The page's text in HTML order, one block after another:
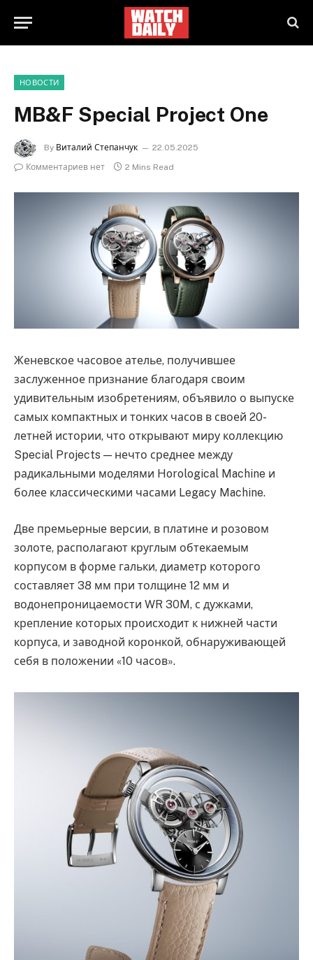
НОВОСТИ
MB&F Special Project One
By Виталий Степанчук
22.05.2025
Комментариев нет
2 Mins Read
Женевское часовое ателье, получившее
заслуженное признание благодаря своим
удивительным изобретениям, объявило о выпуске
самых компактных и тонких часов в своей 20-
летней истории, что открывают миру коллекцию
Special Projects — нечто среднее между
радикальными моделями Horological Machine и
более классическими часами Legacy Machine.
Две премьерные версии, в платине и розовом
золоте, располагают круглым обтекаемым
корпусом в форме гальки, диаметр которого
составляет 38 мм при толщине 12 мм и
водонепроницаемости WR 30M, с дужками,
крепление которых происходит к нижней части
корпуса, и заводной коронкой, обнаруживающей
себя в положении «10 часов».